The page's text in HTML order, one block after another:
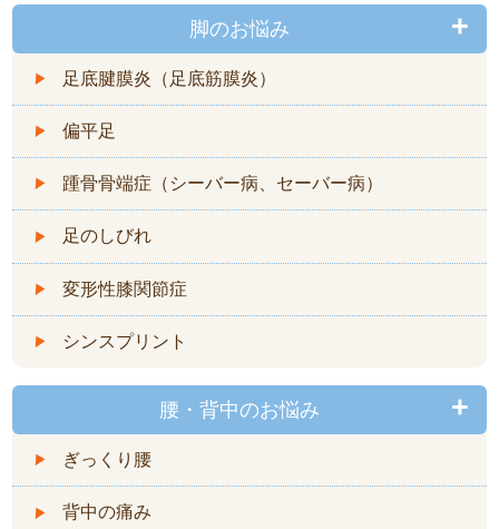
脚のお悩み
足底腱膜炎（足底筋膜炎）
偏平足
踵骨骨端症（シーバー病、セーバー病）
足のしびれ
変形性膝関節症
シンスプリント
腰・背中のお悩み
ぎっくり腰
背中の痛み